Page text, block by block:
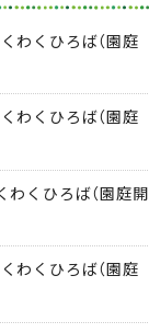
わくひろば（園庭
わくひろば（園庭
わくひろば（園庭開
わくひろば（園庭